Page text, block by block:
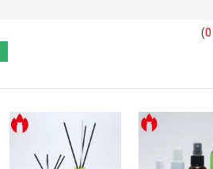
(0